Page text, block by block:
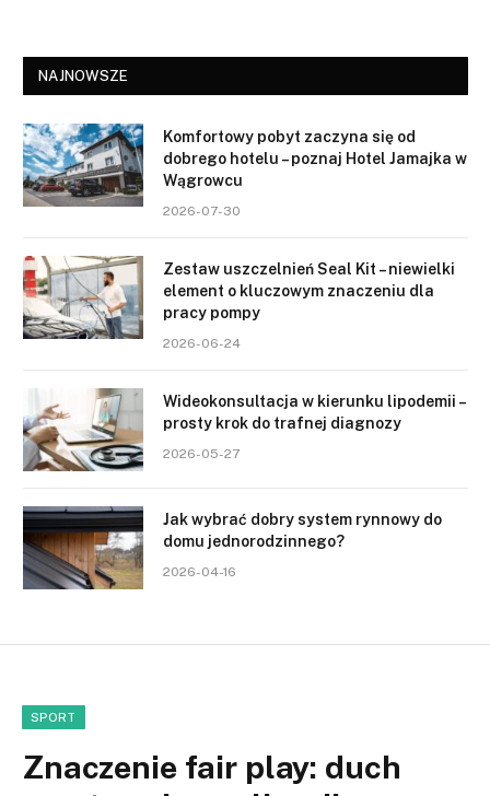
NAJNOWSZE
Komfortowy pobyt zaczyna się od
dobrego hotelu – poznaj Hotel Jamajka w
Wągrowcu
2026-07-30
Zestaw uszczelnień Seal Kit – niewielki
element o kluczowym znaczeniu dla
pracy pompy
2026-06-24
Wideokonsultacja w kierunku lipodemii –
prosty krok do trafnej diagnozy
2026-05-27
Jak wybrać dobry system rynnowy do
domu jednorodzinnego?
2026-04-16
SPORT
Znaczenie fair play: duch